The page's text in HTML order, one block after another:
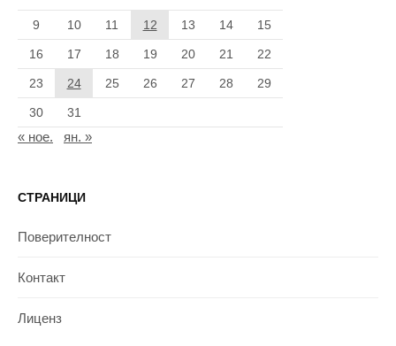
9 10 11 12 13 14 15
16 17 18 19 20 21 22
23 24 25 26 27 28 29
30 31
« ное. ян. »
СТРАНИЦИ
Поверителност
Контакт
Лиценз